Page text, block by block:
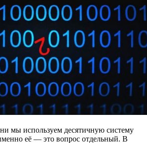
мы используем десятичную систему
её — это вопрос отдельный. В